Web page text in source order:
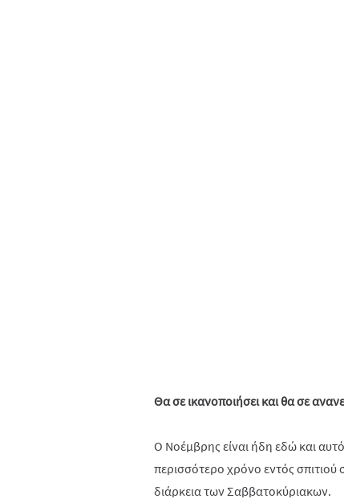
Θα σε ικανοποιήσει και θα σε
Ο Νοέμβρης είναι ήδη εδώ και
περισσότερο χρόνο εντός σπιτιού
διάρκεια των Σαββατοκύριακων.